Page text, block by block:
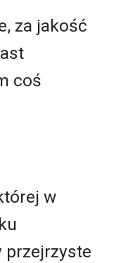
za jakość
coś
w
przejrzyste